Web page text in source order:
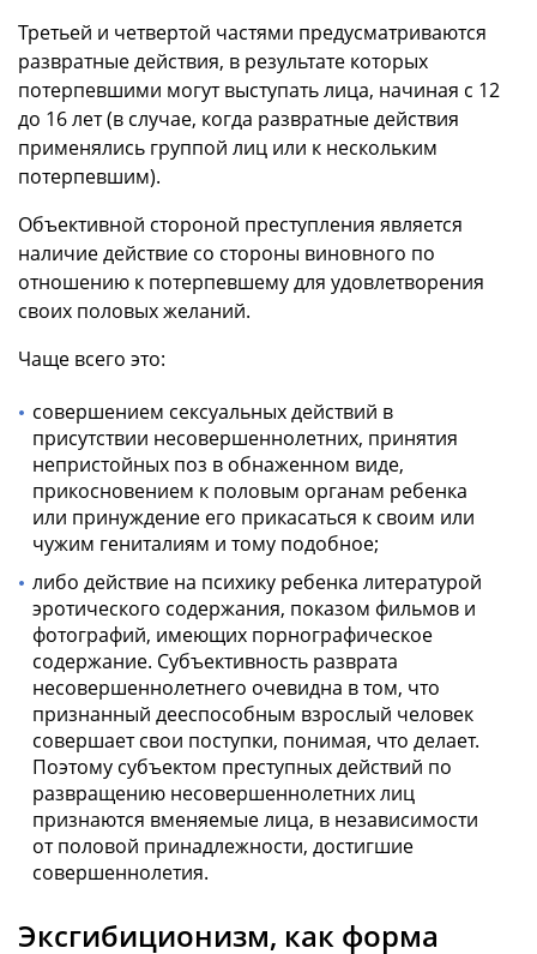
Третьей и четвертой частями предусматриваются
развратные действия, в результате которых
потерпевшими могут выступать лица, начиная с 12
до 16 лет (в случае, когда развратные действия
применялись группой лиц или к нескольким
потерпевшим).
Объективной стороной преступления является
наличие действие со стороны виновного по
отношению к потерпевшему для удовлетворения
своих половых желаний.
Чаще всего это:
совершением сексуальных действий в
присутствии несовершеннолетних, принятия
непристойных поз в обнаженном виде,
прикосновением к половым органам ребенка
или принуждение его прикасаться к своим или
чужим гениталиям и тому подобное;
либо действие на психику ребенка литературой
эротического содержания, показом фильмов и
фотографий, имеющих порнографическое
содержание. Субъективность разврата
несовершеннолетнего очевидна в том, что
признанный дееспособным взрослый человек
совершает свои поступки, понимая, что делает.
Поэтому субъектом преступных действий по
развращению несовершеннолетних лиц
признаются вменяемые лица, в независимости
от половой принадлежности, достигшие
совершеннолетия.
Эксгибиционизм, как форма